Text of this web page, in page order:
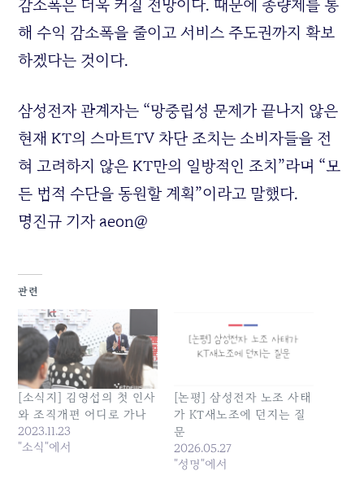
감소폭은 더욱 커질 전망이다. 때문에 종량제를 통
해 수익 감소폭을 줄이고 서비스 주도권까지 확보
하겠다는 것이다.
삼성전자 관계자는 “망중립성 문제가 끝나지 않은
현재 KT의 스마트TV 차단 조치는 소비자들을 전
혀 고려하지 않은 KT만의 일방적인 조치”라며 “모
든 법적 수단을 동원할 계획”이라고 말했다.
명진규 기자 aeon@
관련
[소식지] 김영섭의 첫 인사
와 조직개편 어디로 가나
2023.11.23
"소식"에서
[논평] 삼성전자 노조 사태
가 KT새노조에 던지는 질
문
2026.05.27
"성명"에서